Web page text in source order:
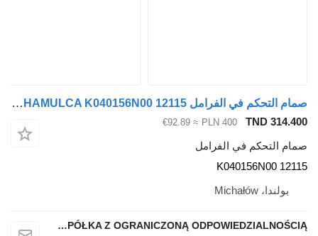
صمام التحكم في الفرامل Knorr-Bremse GLÓWNY HAMULCA K040156N00 12115 لـ السيارات القاطرة Volvo FE FL
TND
PLN 400
≈ €92.89
التحكم في الفرامل
K040156N00
بولندا، Michałów
QINDITO SPÓŁKA Z OGRANICZONĄ ODPOWIEDZIALNOŚCIĄ